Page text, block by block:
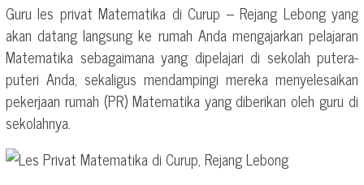
Guru les privat Matematika di Curup – Rejang Lebong yang
akan datang langsung ke rumah Anda mengajarkan pelajaran
Matematika sebagaimana yang dipelajari di sekolah putera-
puteri Anda, sekaligus mendampingi mereka menyelesaikan
pekerjaan rumah (PR) Matematika yang diberikan oleh guru di
sekolahnya.